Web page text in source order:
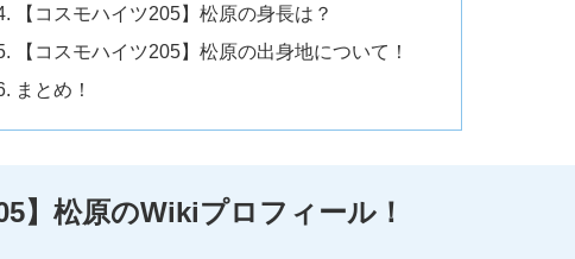
【コスモハイツ205】松原の身長は？
【コスモハイツ205】松原の出身地について！
まとめ！
】松原のWikiプロフィール！